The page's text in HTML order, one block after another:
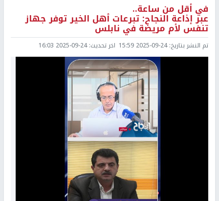
في أقل من ساعة..
عبر إذاعة النجاح: تبرعات أهل الخير توفر جهاز
تنفس لأم مريضة في نابلس
تم النشر بتاريخ:2025-09-24 15:59 اخر تحديث:2025-09-24 16:03